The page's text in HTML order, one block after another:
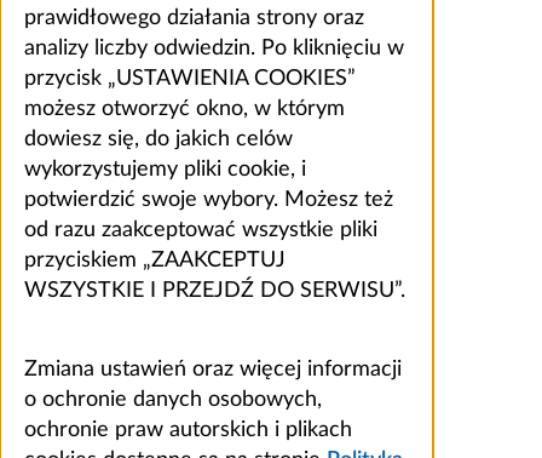
prawidłowego działania strony oraz
analizy liczby odwiedzin. Po kliknięciu w
przycisk „USTAWIENIA COOKIES”
możesz otworzyć okno, w którym
dowiesz się, do jakich celów
wykorzystujemy pliki cookie, i
potwierdzić swoje wybory. Możesz też
od razu zaakceptować wszystkie pliki
przyciskiem „ZAAKCEPTUJ
WSZYSTKIE I PRZEJDŹ DO SERWISU”.
Zmiana ustawień oraz więcej informacji
o ochronie danych osobowych,
ochronie praw autorskich i plikach